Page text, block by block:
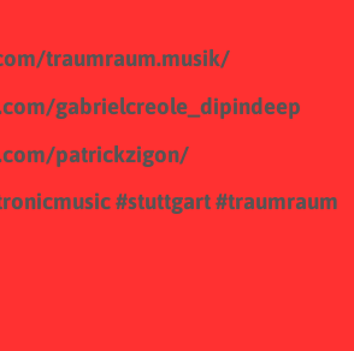
traumraum.musik/
gabrielcreole_dipindeep
patrickzigon/
#stuttgart#traumraum